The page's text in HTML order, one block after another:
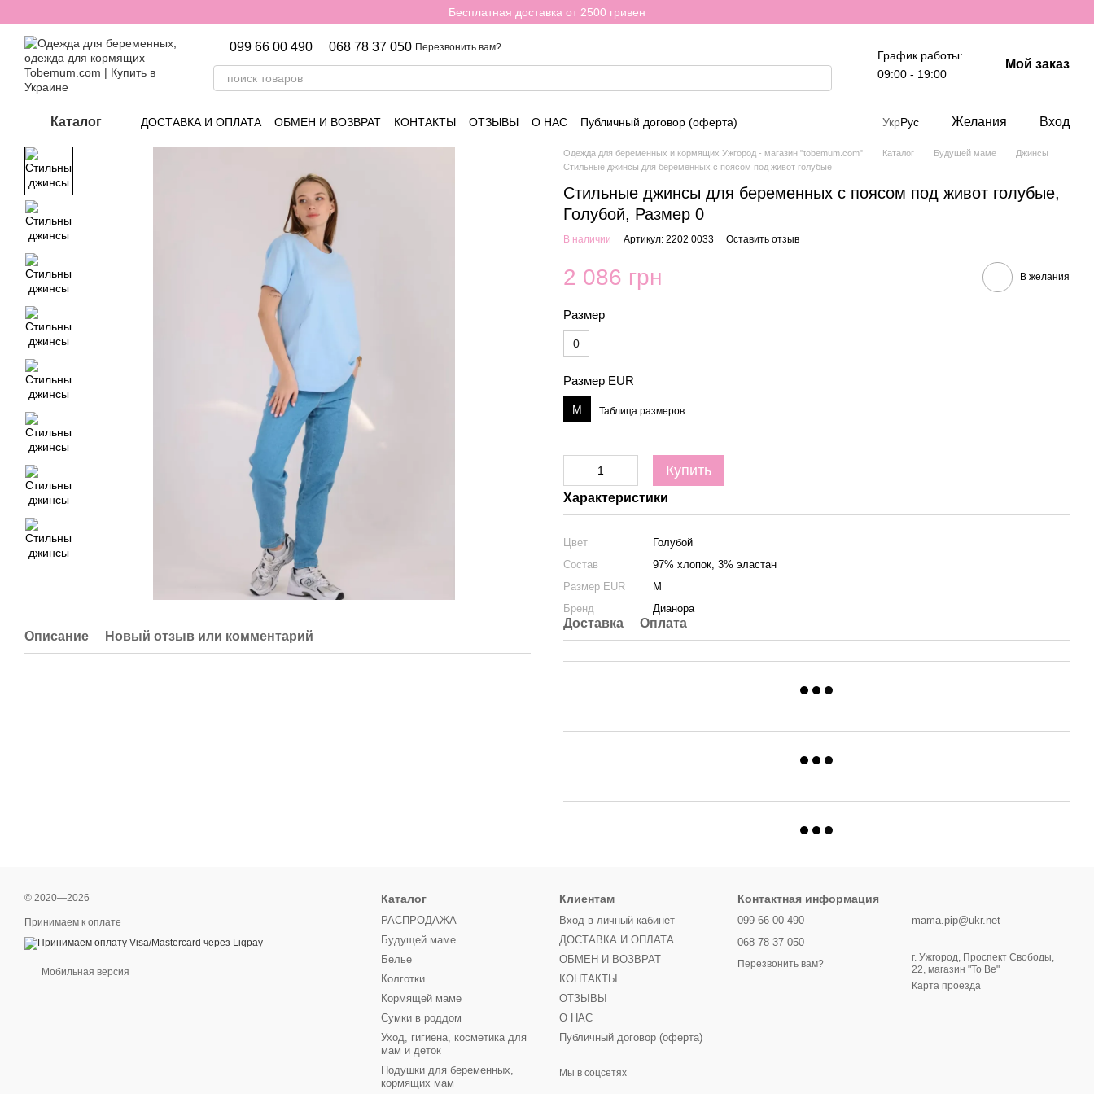
Бесплатная доставка от 2500 гривен
099 66 00 490 068 78 37 050 Перезвонить вам?
График работы:
09:00 - 19:00
Мой заказ
Каталог ДОСТАВКА И ОПЛАТА ОБМЕН И ВОЗВРАТ КОНТАКТЫ ОТЗЫВЫ О НАС Публичный договор (оферта) УкрРус Желания Вход
Описание Новый отзыв или комментарий
Одежда для беременных и кормящих Ужгород - магазин "tobemum.com" Каталог Будущей маме
Джинсы
Стильные джинсы для беременных с поясом под живот голубые
Стильные джинсы для беременных с поясом под живот голубые,
Голубой, Размер 0
В наличии Артикул: 2202 0033 Оставить отзыв
2 086 грн В желания
Размер
0
Размер EUR
M Таблица размеров
Купить
Характеристики
Цвет
Голубой
Состав
97% хлопок, 3% эластан
Размер EUR
M
Бренд
Дианора
Доставка Оплата
© 2020—2026
Принимаем к оплате
Мобильная версия
Каталог
РАСПРОДАЖА
Будущей маме
Белье
Колготки
Кормящей маме
Сумки в роддом
Уход, гигиена, косметика для
мам и деток
Подушки для беременных,
кормящих мам
Клиентам
Вход в личный кабинет
ДОСТАВКА И ОПЛАТА
ОБМЕН И ВОЗВРАТ
КОНТАКТЫ
ОТЗЫВЫ
О НАС
Публичный договор (оферта)
Мы в соцсетях
Контактная информация
099 66 00 490
068 78 37 050
Перезвонить вам?
mama.pip@ukr.net
г. Ужгород, Проспект Свободы,
22, магазин "To Be"
Карта проезда